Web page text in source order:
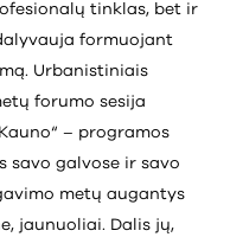
tinklas, bet ir
formuojant
Urbanistiniais
forumo sesija
– programos
savo galvose ir savo
metų augantys
jaunuoliai. Dalis jų,